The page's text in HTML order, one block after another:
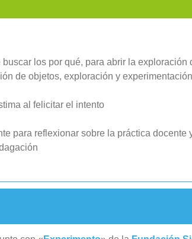
los por qué, para abrir la exploración
de objetos, exploración y
al felicitar el intento
para reflexionar sobre la práctica